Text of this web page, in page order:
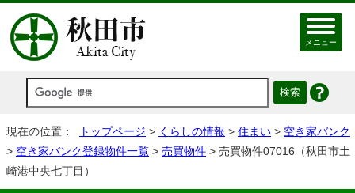
メニュー
現在の位置： トップページ > くらしの情報 > 住まい > 空き家バンク
> 空き家バンク登録物件一覧 > 売買物件 > 売買物件07016（秋田市土
崎港中央七丁目）